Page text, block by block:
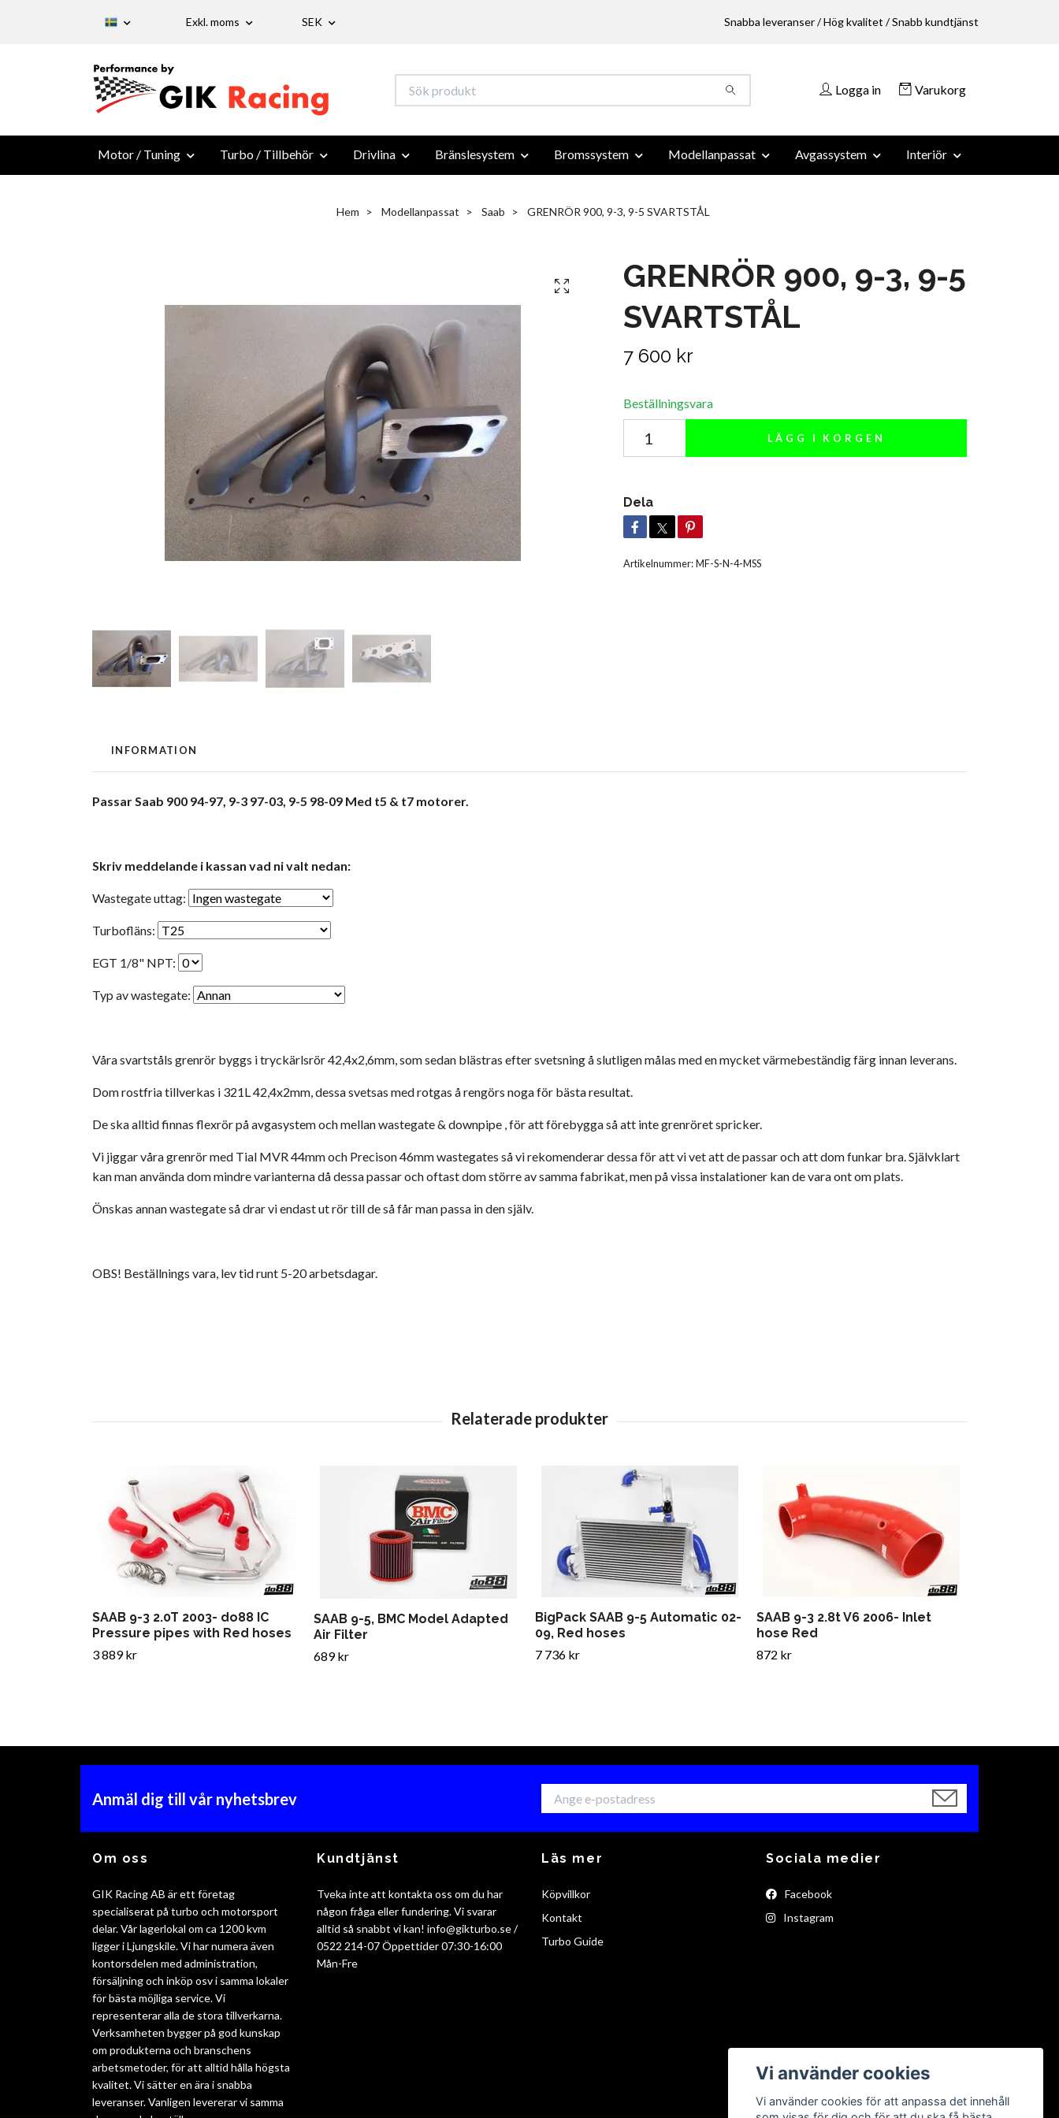
Exkl. moms SEK Snabba leveranser / Hög kvalitet / Snabb kundtjänst
Logga in Varukorg
Motor / Tuning Turbo / Tillbehör Drivlina Bränslesystem Bromssystem Modellanpassat Avgassystem Interiör
Hem Modellanpassat Saab GRENRÖR 900, 9-3, 9-5 SVARTSTÅL
GRENRÖR 900, 9-3, 9-5
SVARTSTÅL
7 600 kr
Beställningsvara
LÄGG I KORGEN
Dela
Artikelnummer:MF-S-N-4-MSS
INFORMATION
Passar Saab 900 94-97, 9-3 97-03, 9-5 98-09 Med t5 & t7 motorer.
Skriv meddelande i kassan vad ni valt nedan:
Wastegate uttag:
Turbofläns:
EGT 1/8" NPT:
Typ av wastegate:
Våra svartståls grenrör byggs i tryckärlsrör 42,4x2,6mm, som sedan blästras efter svetsning å slutligen målas med en mycket värmebeständig färg innan leverans.
Dom rostfria tillverkas i 321L 42,4x2mm, dessa svetsas med rotgas å rengörs noga för bästa resultat.
De ska alltid finnas flexrör på avgasystem och mellan wastegate & downpipe , för att förebygga så att inte grenröret spricker.
Vi jiggar våra grenrör med Tial MVR 44mm och Precison 46mm wastegates så vi rekomenderar dessa för att vi vet att de passar och att dom funkar bra. Självklart
kan man använda dom mindre varianterna då dessa passar och oftast dom större av samma fabrikat, men på vissa instalationer kan de vara ont om plats.
Önskas annan wastegate så drar vi endast ut rör till de så får man passa in den själv.
OBS! Beställnings vara, lev tid runt 5-20 arbetsdagar.
SAAB 9-3 2.0T 2003- do88 IC
Pressure pipes with Red hoses
3 889 kr
SAAB 9-5, BMC Model Adapted
Air Filter
689 kr
BigPack SAAB 9-5 Automatic 02-
09, Red hoses
7 736 kr
SAAB 9-3 2.8t V6 2006- Inlet
hose Red
872 kr
Anmäl dig till vår nyhetsbrev
Om oss
GIK Racing AB är ett företag
specialiserat på turbo och motorsport
delar. Vår lagerlokal om ca 1200 kvm
ligger i Ljungskile. Vi har numera även
kontorsdelen med administration,
försäljning och inköp osv i samma lokaler
för bästa möjliga service. Vi
representerar alla de stora tillverkarna.
Verksamheten bygger på god kunskap
om produkterna och branschens
arbetsmetoder, för att alltid hålla högsta
kvalitet. Vi sätter en ära i snabba
leveranser. Vanligen levererar vi samma
Kundtjänst
Tveka inte att kontakta oss om du har
någon fråga eller fundering. Vi svarar
alltid så snabbt vi kan! info@gikturbo.se/
0522 214-07 Öppettider 07:30-16:00
Mån-Fre
Läs mer
Köpvillkor
Kontakt
Turbo Guide
Sociala medier
Facebook
Instagram
Vi använder cookies
Vi använder cookies för att anpassa det innehåll